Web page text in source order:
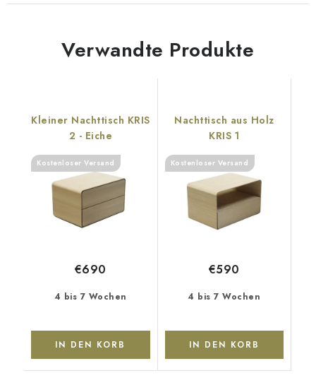
Verwandte Produkte
Kleiner Nachttisch KRIS
2 - Eiche
Kostenloser Versand
4 bis 7 Wochen
€690
IN DEN KORB
Nachttisch aus Holz
KRIS 1
Kostenloser Versand
4 bis 7 Wochen
€590
IN DEN KORB